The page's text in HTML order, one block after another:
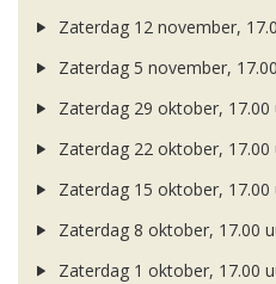
Zaterdag 12 november,
Zaterdag 5 november,
Zaterdag 29 oktober, 17.00
Zaterdag 22 oktober, 17.00
Zaterdag 15 oktober, 17.00
Zaterdag 8 oktober, 17.00
Zaterdag 1 oktober, 17.00